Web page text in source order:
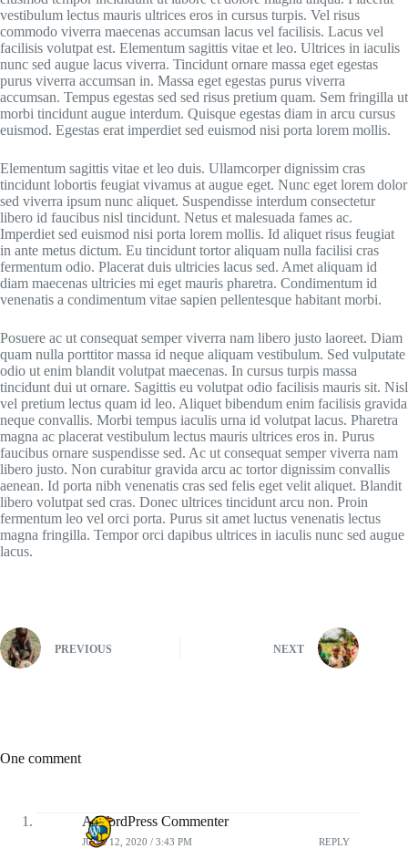
vestibulum lectus mauris ultrices eros in cursus turpis. Vel risus
commodo viverra maecenas accumsan lacus vel facilisis. Lacus vel
facilisis volutpat est. Elementum sagittis vitae et leo. Ultrices in iaculis
nunc sed augue lacus viverra. Tincidunt ornare massa eget egestas
purus viverra accumsan in. Massa eget egestas purus viverra
accumsan. Tempus egestas sed sed risus pretium quam. Sem fringilla ut
morbi tincidunt augue interdum. Quisque egestas diam in arcu cursus
euismod. Egestas erat imperdiet sed euismod nisi porta lorem mollis.
Elementum sagittis vitae et leo duis. Ullamcorper dignissim cras
tincidunt lobortis feugiat vivamus at augue eget. Nunc eget lorem dolor
sed viverra ipsum nunc aliquet. Suspendisse interdum consectetur
libero id faucibus nisl tincidunt. Netus et malesuada fames ac.
Imperdiet sed euismod nisi porta lorem mollis. Id aliquet risus feugiat
in ante metus dictum. Eu tincidunt tortor aliquam nulla facilisi cras
fermentum odio. Placerat duis ultricies lacus sed. Amet aliquam id
diam maecenas ultricies mi eget mauris pharetra. Condimentum id
venenatis a condimentum vitae sapien pellentesque habitant morbi.
Posuere ac ut consequat semper viverra nam libero justo laoreet. Diam
quam nulla porttitor massa id neque aliquam vestibulum. Sed vulputate
odio ut enim blandit volutpat maecenas. In cursus turpis massa
tincidunt dui ut ornare. Sagittis eu volutpat odio facilisis mauris sit. Nisl
vel pretium lectus quam id leo. Aliquet bibendum enim facilisis gravida
neque convallis. Morbi tempus iaculis urna id volutpat lacus. Pharetra
magna ac placerat vestibulum lectus mauris ultrices eros in. Purus
faucibus ornare suspendisse sed. Ac ut consequat semper viverra nam
libero justo. Non curabitur gravida arcu ac tortor dignissim convallis
aenean. Id porta nibh venenatis cras sed felis eget velit aliquet. Blandit
libero volutpat sed cras. Donec ultrices tincidunt arcu non. Proin
fermentum leo vel orci porta. Purus sit amet luctus venenatis lectus
magna fringilla. Tempor orci dapibus ultrices in iaculis nunc sed augue
lacus.
PREVIOUS NEXT
One comment
A WordPress Commenter
JUNE 12, 2020 / 3:43 PM REPLY